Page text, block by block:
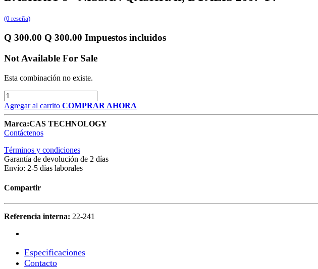
(0 reseña)
Q 300.00 Q300.00 Impuestos incluidos
Not Available For Sale
Esta combinación no existe.
Agregar al carrito COMPRAR AHORA
Marca:CAS TECHNOLOGY
Contáctenos
Términos y condiciones
Garantía de devolución de 2 días
Envío: 2-5 días laborales
Compartir
Referencia interna: 22-241
Especificaciones​
Contacto